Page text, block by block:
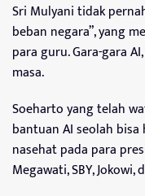
Sri Mulyani tidak
beban negara”, yang
para guru. Gara-gara
masa.
Soeharto yang telah
bantuan AI seolah
nasehat pada para
Megawati, SBY, Jokowi,